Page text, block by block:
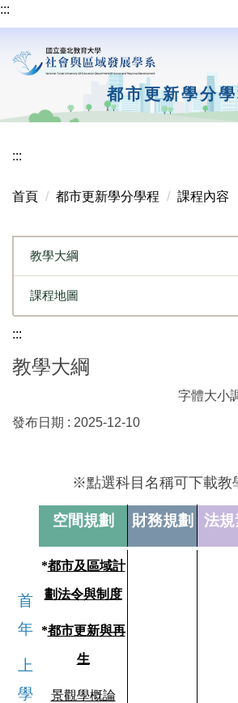
跳
到
主
要
:::
都市更新學分
:::
首頁 都市更新學分學程 課程內容
教學大綱
課程地圖
:::
教學大綱
字體大小
發布日期 : 2025-12-10
※點選科目名稱可下載教
空間規劃 財務規劃 法
首
年
上
學
*都市及區域計
劃法令與制度
*都市更新與再
生
景觀學概論